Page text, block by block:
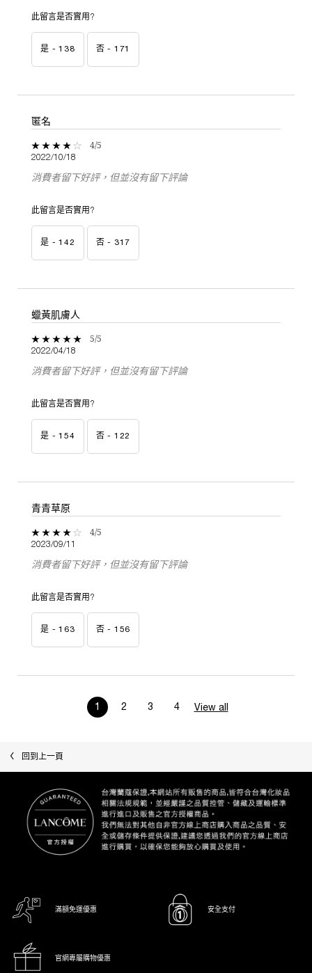
此留言是否實用?
是 -138 否 - 171
匿名
4 out of 5 stars.
4/5
2022/10/18
消費者留下好評，但並沒有留下評論
此留言是否實用?
是 -142 否 - 317
蠟黃肌膚人
5 out of 5 stars.
5/5
2022/04/18
消費者留下好評，但並沒有留下評論
此留言是否實用?
是 -154 否 - 122
青青草原
4 out of 5 stars.
4/5
2023/09/11
消費者留下好評，但並沒有留下評論
此留言是否實用?
是 -163 否 - 156
Page 1 of 4. Current page
1 2 3 4 View all
最近瀏覽回到上一頁
滿額免運優惠 安全支付
官網專屬購物優惠